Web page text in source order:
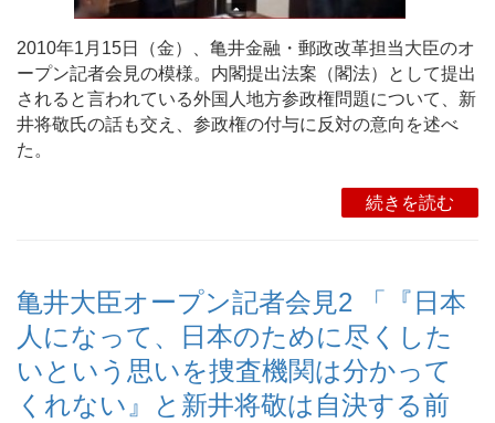
2010年1月15日（金）、亀井金融・郵政改革担当大臣のオ
ープン記者会見の模様。内閣提出法案（閣法）として提出
されると言われている外国人地方参政権問題について、新
井将敬氏の話も交え、参政権の付与に反対の意向を述べ
た。
続きを読む
亀井大臣オープン記者会見2 「『日本
人になって、日本のために尽くした
いという思いを捜査機関は分かって
くれない』と新井将敬は自決する前